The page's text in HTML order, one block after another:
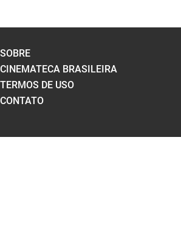
SOBRE
CINEMATECA BRASILEIRA
TERMOS DE USO
CONTATO